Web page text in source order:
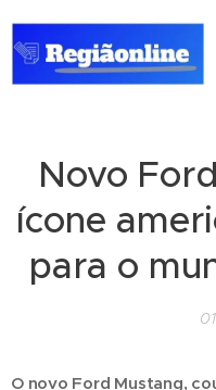
Novo
ícone
para o
O novo Ford Mustang,